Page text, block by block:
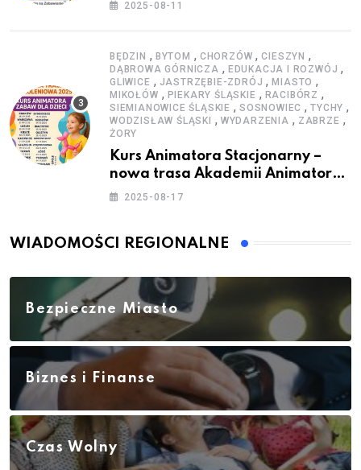
2025-08-11
BĘDZIN , BYTOM , CHORZÓW ,CIESZYN ,
DĄBROWA GÓRNICZA , EDUKACJA I ROZWÓJ ,
GLIWICE , JASTRZĘBIE-ZDRÓJ ,MIASTO ,
MIKOŁÓW , PIEKARY ŚLĄSKIE , RACIBÓRZ ,
SIEMIANOWICE ŚLĄSKIE ,SOSNOWIEC ,TYCHY ,
WODZISŁAW ŚLĄSKI , WYDARZENIA , ZABRZE ,
ŻORY
Kurs Animatora Stacjonarny –
nowa trasa Akademii Animatora
– jesień 2025
2025-08-17
WIADOMOŚCI REGIONALNE
Bezpieczne Miasto
Biznes i Finanse
Czas Wolny